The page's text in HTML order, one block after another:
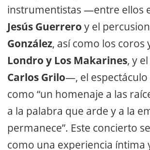
instrumentistas —entre ellos
Jesús Guerrero y el
González, así como los coros
Londro y Los Makarines, y
Carlos Grilo—, el espectáculo
como “un homenaje a las
a la palabra que arde y a la
permanece”. Este concierto
como una experiencia íntima